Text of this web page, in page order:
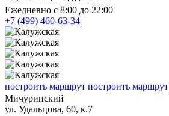
Ежедневно с 8:00 до 22:00
+7 (499) 460-63-34
построить маршрут построить маршрут
Мичуринский
ул. Удальцова, 60, к.7